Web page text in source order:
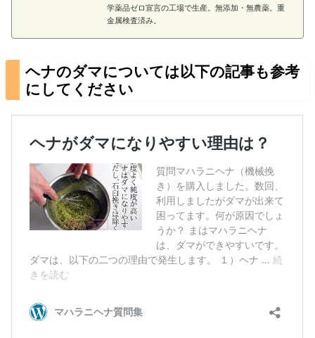
学薬品ゼロ宣言の工場で生産。無添加・無農薬。重
金属検査済み。
ヘナのダマについては以下の記事も参考
にしてください